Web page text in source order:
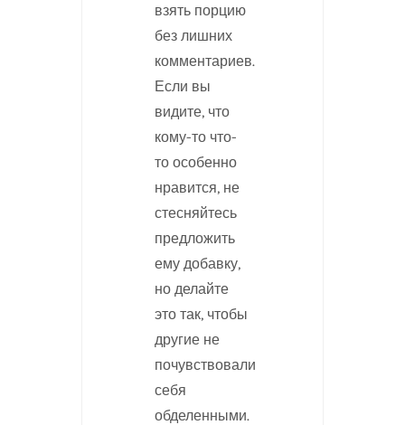
взять порцию
без лишних
комментариев.
Если вы
видите, что
кому-то что-
то особенно
нравится, не
стесняйтесь
предложить
ему добавку,
но делайте
это так, чтобы
другие не
почувствовали
себя
обделенными.